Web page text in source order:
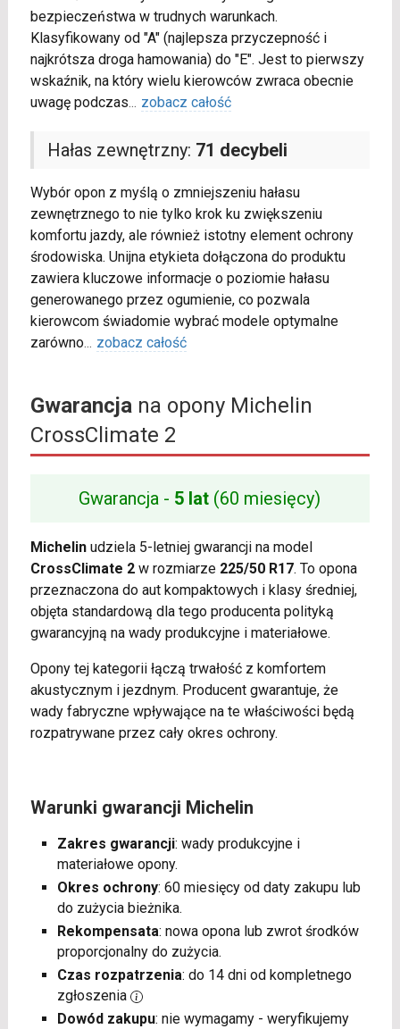
bezpieczeństwa w trudnych warunkach.
Klasyfikowany od "A" (najlepsza przyczepność i
najkrótsza droga hamowania) do "E". Jest to pierwszy
wskaźnik, na który wielu kierowców zwraca obecnie
uwagę podczas... zobacz całość
Hałas zewnętrzny: 71 decybeli
Wybór opon z myślą o zmniejszeniu hałasu
zewnętrznego to nie tylko krok ku zwiększeniu
komfortu jazdy, ale również istotny element ochrony
środowiska. Unijna etykieta dołączona do produktu
zawiera kluczowe informacje o poziomie hałasu
generowanego przez ogumienie, co pozwala
kierowcom świadomie wybrać modele optymalne
zarówno... zobacz całość
Gwarancjana opony Michelin
CrossClimate 2
Gwarancja - 5 lat (60 miesięcy)
Michelinudziela 5-letniej gwarancji na model
CrossClimate 2w rozmiarze 225/50 R17. To opona
przeznaczona do aut kompaktowych i klasy średniej,
objęta standardową dla tego producenta polityką
gwarancyjną na wady produkcyjne i materiałowe.
Opony tej kategorii łączą trwałość z komfortem
akustycznym i jezdnym. Producent gwarantuje, że
wady fabryczne wpływające na te właściwości będą
rozpatrywane przez cały okres ochrony.
Warunki gwarancji Michelin
Zakres gwarancji: wady produkcyjne i
materiałowe opony.
Okres ochrony: 60 miesięcy od daty zakupu lub
do zużycia bieżnika.
Rekompensata: nowa opona lub zwrot środków
proporcjonalny do zużycia.
Czas rozpatrzenia: do 14 dni od kompletnego
zgłoszenia
Dowód zakupu: nie wymagamy - weryfikujemy